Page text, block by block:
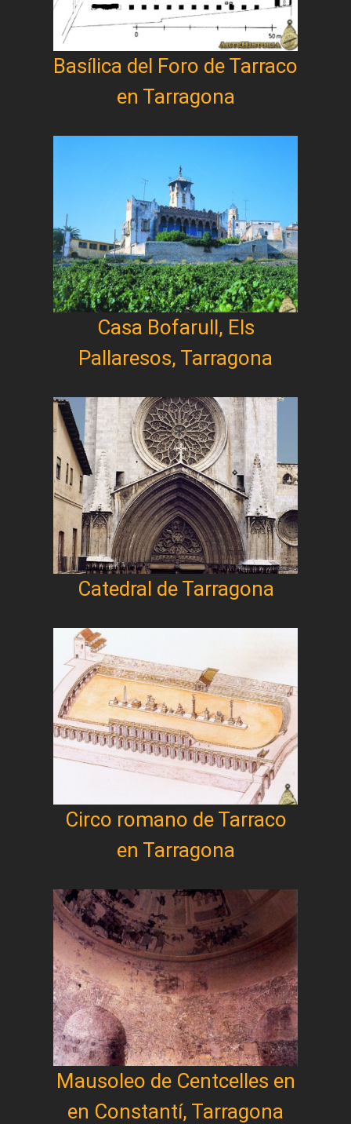
Basílica del Foro de Tarraco
en Tarragona
Casa Bofarull, Els
Pallaresos, Tarragona
Catedral de Tarragona
Circo romano de Tarraco
en Tarragona
Mausoleo de Centcelles en
en Constantí, Tarragona